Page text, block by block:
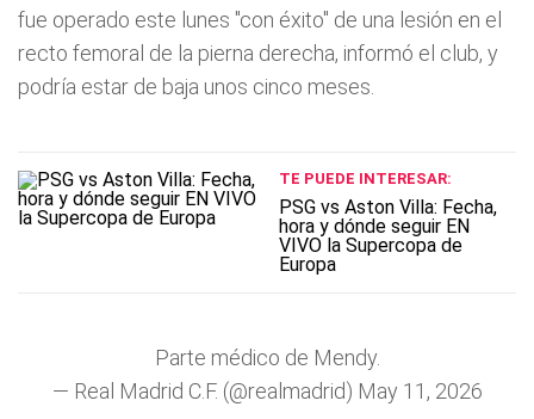
fue operado este lunes "con éxito" de una lesión en el
recto femoral de la pierna derecha, informó el club, y
podría estar de baja unos cinco meses.
TE PUEDE INTERESAR:
PSG vs Aston Villa: Fecha,
hora y dónde seguir EN
VIVO la Supercopa de
Europa
Parte médico de Mendy.
— Real Madrid C.F. (@realmadrid) May 11, 2026